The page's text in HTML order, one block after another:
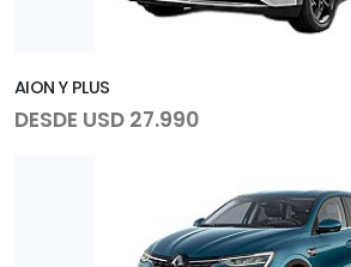
AION Y PLUS
DESDE USD 27.990